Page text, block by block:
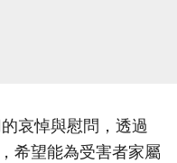
哀悼與慰問，透過
希望能為受害者家屬